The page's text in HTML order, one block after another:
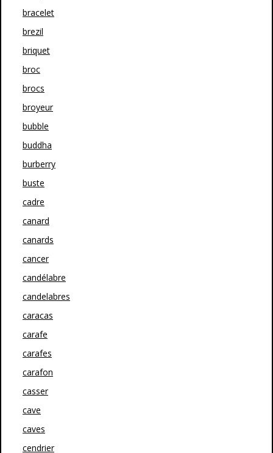
bracelet
brezil
briquet
broc
brocs
broyeur
bubble
buddha
burberry
buste
cadre
canard
canards
cancer
candélabre
candelabres
caracas
carafe
carafes
carafon
casser
cave
caves
cendrier